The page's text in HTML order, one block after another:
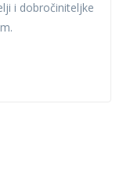
i dobročiniteljke